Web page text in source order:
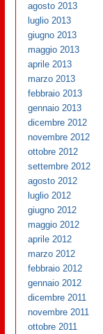
agosto 2013
luglio 2013
giugno 2013
maggio 2013
aprile 2013
marzo 2013
febbraio 2013
gennaio 2013
dicembre 2012
novembre 2012
ottobre 2012
settembre 2012
agosto 2012
luglio 2012
giugno 2012
maggio 2012
aprile 2012
marzo 2012
febbraio 2012
gennaio 2012
dicembre 2011
novembre 2011
ottobre 2011